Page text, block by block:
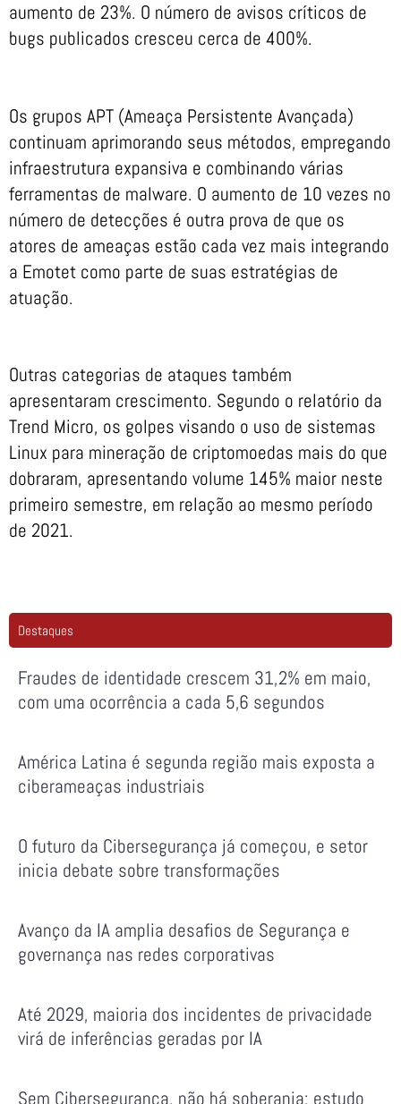
aumento de 23%. O número de avisos críticos de
bugs publicados cresceu cerca de 400%.
Os grupos APT (Ameaça Persistente Avançada)
continuam aprimorando seus métodos, empregando
infraestrutura expansiva e combinando várias
ferramentas de malware. O aumento de 10 vezes no
número de detecções é outra prova de que os
atores de ameaças estão cada vez mais integrando
a Emotet como parte de suas estratégias de
atuação.
Outras categorias de ataques também
apresentaram crescimento. Segundo o relatório da
Trend Micro, os golpes visando o uso de sistemas
Linux para mineração de criptomoedas mais do que
dobraram, apresentando volume 145% maior neste
primeiro semestre, em relação ao mesmo período
de 2021.
Destaques
Fraudes de identidade crescem 31,2% em maio,
com uma ocorrência a cada 5,6 segundos
América Latina é segunda região mais exposta a
ciberameaças industriais
O futuro da Cibersegurança já começou, e setor
inicia debate sobre transformações
Avanço da IA amplia desafios de Segurança e
governança nas redes corporativas
Até 2029, maioria dos incidentes de privacidade
virá de inferências geradas por IA
Sem Cibersegurança, não há soberania: estudo